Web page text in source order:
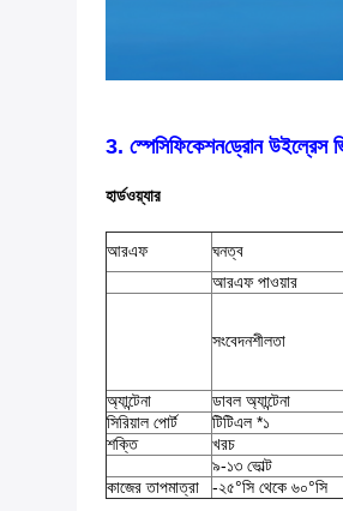
3. স্পেসিফিকেশনড্রোন উইল্রেস
হার্ডওয়্যার
আরএফ ঘনত্ব
আরএফ পাওয়ার
সংবেদনশীলতা
অ্যান্টেনা
ডাবল অ্যান্টেনা
সিরিয়াল পোর্ট
টিটিএল *১
শক্তি
খরচ
৯-১৩ ভোল্ট
কাজের তাপমাত্রা
-২৫°সি থেকে ৬০°সি